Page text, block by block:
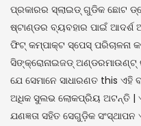
ପ୍ରକାରର ସ୍ଲାଇଡ୍ ଗୁଡିକ ଛୋଟ
ଷ୍ଟାଣ୍ଡର ବ୍ୟବହାର ପାଇଁ ଆଦର୍ଶ
ଫିଟ୍ କମ୍ପାକ୍ଟ ସ୍ପେସ୍ ପରିଚାଳନା
ସିଙ୍କ୍ରୋନାଇଜଡ୍ ଅଣ୍ଡରମାଉଣ୍ଟ୍
ଯେ ସେମାନେ ସାଧାରଣତ this
ଅଧିକ ସୁଲଭ ଲୋକପ୍ରିୟ ଅଟନ୍ତି |
ଯଣଜ୍ଞତା ସହିତ ସେଗୁଡ଼ିକ ସଂସ୍ଥାପନ